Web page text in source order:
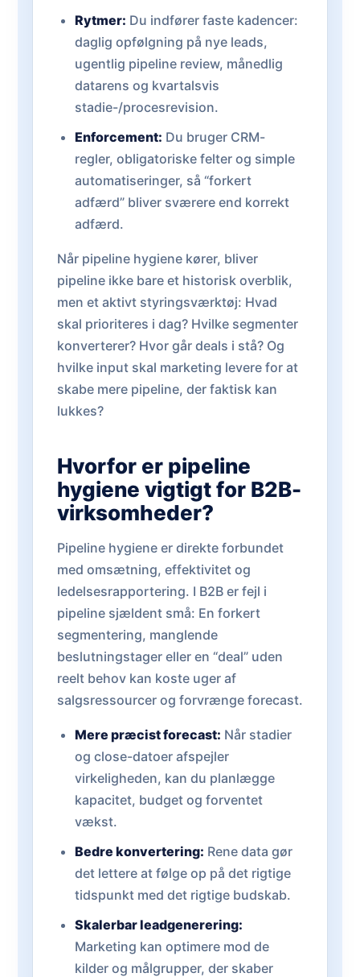
Rytmer: Du indfører faste kadencer:
daglig opfølgning på nye leads,
ugentlig pipeline review, månedlig
datarens og kvartalsvis
stadie-/procesrevision.
Enforcement: Du bruger CRM-
regler, obligatoriske felter og simple
automatiseringer, så “forkert
adfærd” bliver sværere end korrekt
adfærd.
Når pipeline hygiene kører, bliver
pipeline ikke bare et historisk overblik,
men et aktivt styringsværktøj: Hvad
skal prioriteres i dag? Hvilke segmenter
konverterer? Hvor går deals i stå? Og
hvilke input skal marketing levere for at
skabe mere pipeline, der faktisk kan
lukkes?
Hvorfor er pipeline
hygiene vigtigt for B2B-
virksomheder?
Pipeline hygiene er direkte forbundet
med omsætning, effektivitet og
ledelsesrapportering. I B2B er fejl i
pipeline sjældent små: En forkert
segmentering, manglende
beslutningstager eller en “deal” uden
reelt behov kan koste uger af
salgsressourcer og forvrænge forecast.
Mere præcist forecast: Når stadier
og close-datoer afspejler
virkeligheden, kan du planlægge
kapacitet, budget og forventet
vækst.
Bedre konvertering: Rene data gør
det lettere at følge op på det rigtige
tidspunkt med det rigtige budskab.
Skalerbar leadgenerering:
Marketing kan optimere mod de
kilder og målgrupper, der skaber